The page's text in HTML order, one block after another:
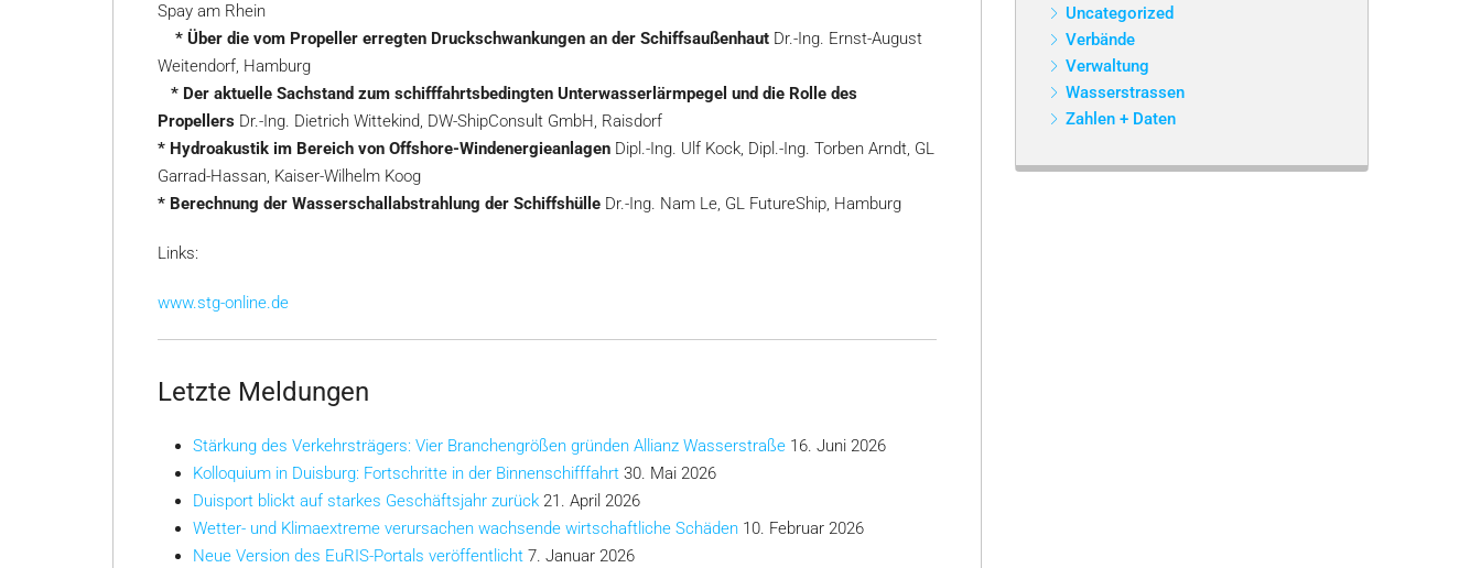
Spay am Rhein
* Über die vom Propeller erregten Druckschwankungen an der Schiffsaußenhaut Dr.-Ing. Ernst-August
Weitendorf, Hamburg
* Der aktuelle Sachstand zum schifffahrtsbedingten Unterwasserlärmpegel und die Rolle des
Propellers Dr.-Ing. Dietrich Wittekind, DW-ShipConsult GmbH, Raisdorf
* Hydroakustik im Bereich von Offshore-Windenergieanlagen Dipl.-Ing. Ulf Kock, Dipl.-Ing. Torben Arndt, GL
Garrad-Hassan, Kaiser-Wilhelm Koog
* Berechnung der Wasserschallabstrahlung der Schiffshülle Dr.-Ing. Nam Le, GL FutureShip, Hamburg
Links:
www.stg-online.de
Letzte Meldungen
Stärkung des Verkehrsträgers: Vier Branchengrößen gründen Allianz Wasserstraße 16. Juni 2026
Kolloquium in Duisburg: Fortschritte in der Binnenschifffahrt 30. Mai 2026
Duisport blickt auf starkes Geschäftsjahr zurück 21. April 2026
Wetter- und Klimaextreme verursachen wachsende wirtschaftliche Schäden 10. Februar 2026
Neue Version des EuRIS-Portals veröffentlicht 7. Januar 2026
Uncategorized
Verbände
Verwaltung
Wasserstrassen
Zahlen + Daten